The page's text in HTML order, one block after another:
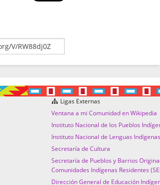
Ligas Externas
Ventana a mi Comunidad en Wikipedia
Instituto Nacional de los Pueblos
Instituto Nacional de Lenguas
Secretaría de Cultura
Secretaría de Pueblos y Barrios
Comunidades Indígenas Residentes
Dirección General de Educación